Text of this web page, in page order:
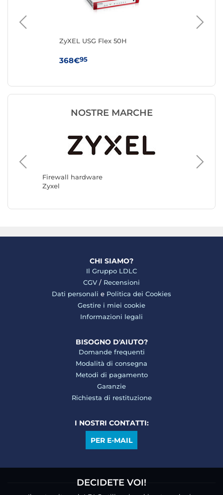
ZyXEL USG Flex 50H
368€95
NOSTRE MARCHE
Firewall hardware
Zyxel
D-Link
CHI SIAMO?
Il Gruppo LDLC
CGV / Recensioni
Dati personali e Politica dei Cookies
Gestire i miei cookie
Informazioni legali
BISOGNO D'AIUTO?
Domande frequenti
Modalità di consegna
Metodi di pagamento
Garanzie
Richiesta di restituzione
I NOSTRI CONTATTI:
PER E-MAIL
DECIDETE VOI!